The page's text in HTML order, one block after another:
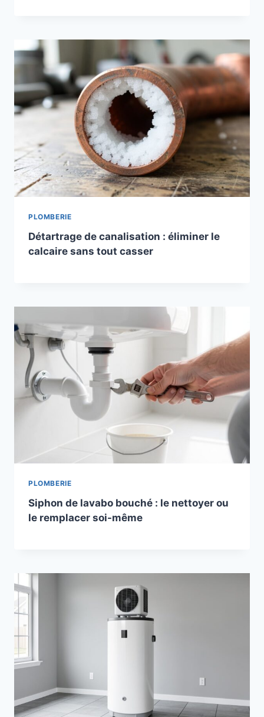
PLOMBERIE
Détartrage de canalisation : éliminer le
calcaire sans tout casser
PLOMBERIE
Siphon de lavabo bouché : le nettoyer ou
le remplacer soi-même